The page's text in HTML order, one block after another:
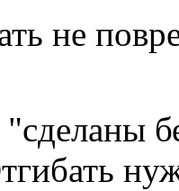
не
"сделаны